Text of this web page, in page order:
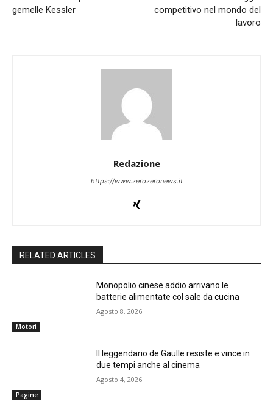
gemelle Kessler
competitivo nel mondo del
lavoro
Redazione
https://www.zerozeronews.it
RELATED ARTICLES
Motori
Monopolio cinese addio arrivano le
batterie alimentate col sale da cucina
Agosto 8, 2026
Pagine
Il leggendario de Gaulle resiste e vince in
due tempi anche al cinema
Agosto 4, 2026